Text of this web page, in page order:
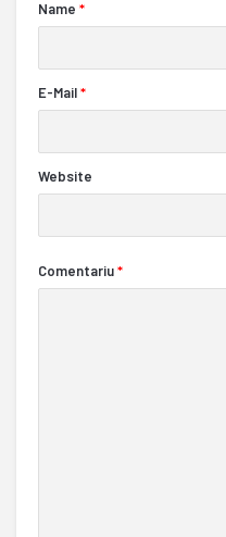
Name *
E-Mail*
Website
Comentariu*